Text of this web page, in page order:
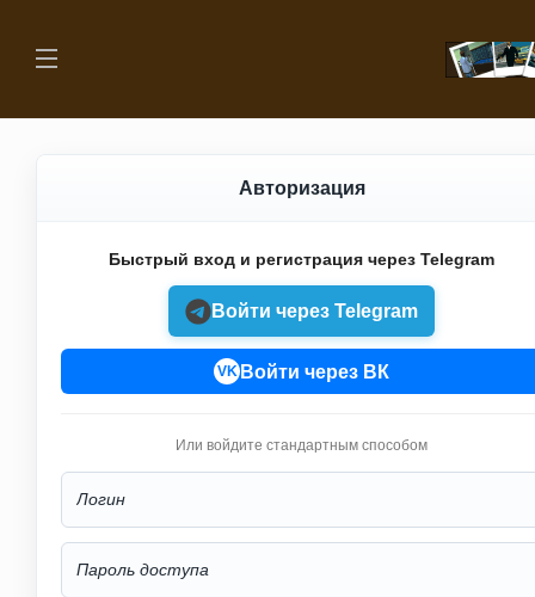
Авторизация
Быстрый вход и регистрация через Telegram
Войти через Telegram
VK Войти через ВК
Или войдите стандартным способом